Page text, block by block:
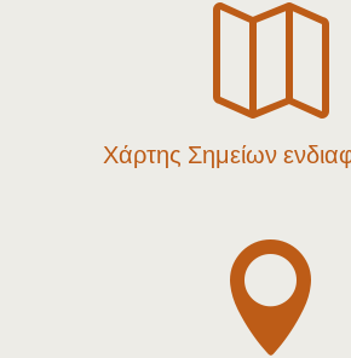

Χάρτης Σημείων
